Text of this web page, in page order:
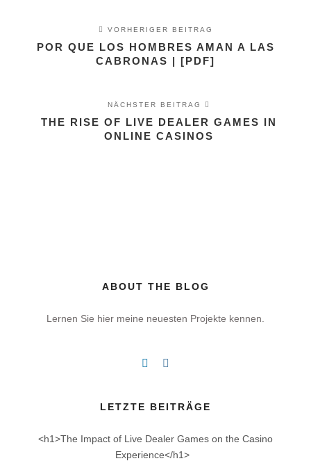
VORHERIGER BEITRAG
POR QUE LOS HOMBRES AMAN A LAS
CABRONAS | [PDF]
NÄCHSTER BEITRAG
THE RISE OF LIVE DEALER GAMES IN
ONLINE CASINOS
ABOUT THE BLOG
Lernen Sie hier meine neuesten Projekte kennen.
LETZTE BEITRÄGE
<h1>The Impact of Live Dealer Games on the Casino
Experience</h1>